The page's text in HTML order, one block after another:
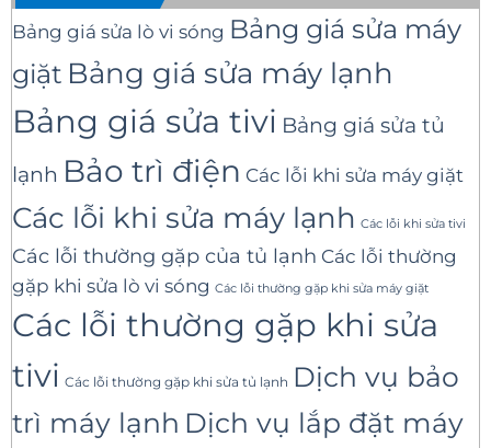
Bảng giá sửa lò vi sóng Bảng giá sửa máy
giặt Bảng giá sửa máy lạnh
Bảng giá sửa tivi Bảng giá sửa tủ
lạnh Bảo trì điện Các lỗi khi sửa máy giặt
Các lỗi khi sửa máy lạnh Các lỗi khi sửa tivi
Các lỗi thường gặp của tủ lạnh Các lỗi thường
gặp khi sửa lò vi sóng Các lỗi thường gặp khi sửa máy giặt
Các lỗi thường gặp khi sửa
tivi Các lỗi thường gặp khi sửa tủ lạnh Dịch vụ bảo
trì máy lạnh Dịch vụ lắp đặt máy